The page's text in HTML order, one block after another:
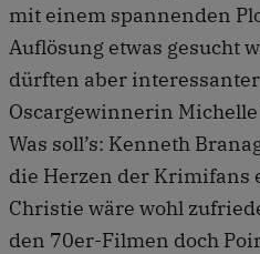
mit einem spannenden
Auflösung etwas gesucht
dürften aber
Oscargewinnerin
Was soll’s: Kenneth
die Herzen der Krimifans
Christie wäre wohl
den 70er-Filmen doch